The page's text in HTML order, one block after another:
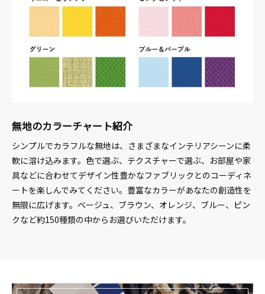
無地のカラーチャート紹介
シンプルでカラフルな無地は、さまざまなインテリアシーンに柔
軟に溶け込みます。色で選ぶ、テクスチャーで選ぶ、お部屋や家
具などに合わせてデザイン性豊かなファブリックとのコーディネ
ートを楽しんでみてください。豊富なカラーがあなたの創造性を
無限に広げます。ベージュ、ブラウン、オレンジ、ブルー、ピン
クなど約150種類の中からお選びいただけます。